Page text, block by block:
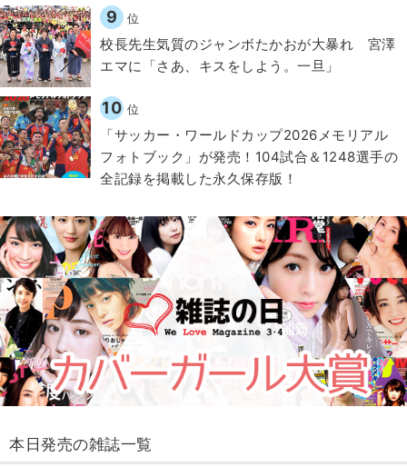
9 位
校長先生気質のジャンボたかおが大暴れ 宮澤
エマに「さあ、キスをしよう。一旦」
10 位
「サッカー・ワールドカップ2026メモリアル
フォトブック」が発売！104試合＆1248選手の
全記録を掲載した永久保存版！
本日発売の雑誌一覧